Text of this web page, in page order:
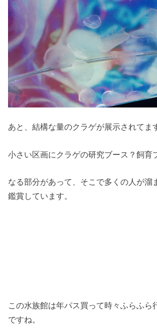
あと、結構な量のクラゲが展示されてま
小さい区画にクラゲの研究ブース？飼育
なる部分があって、そこで多くの人が溜
鑑賞しています。
この水族館は年パス買って時々ふらふら
ですね。